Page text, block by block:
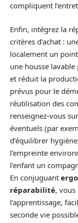
compliquent
Enfin, intégrez la
critères d’achat :
localement un
une housse
et réduit la
prévus pour le
réutilisation des
renseignez‑vous
éventuels (par
d’équilibrer
l’empreinte
l’enfant un
En conjuguant
réparabilité,
l’apprentissage,
seconde vie